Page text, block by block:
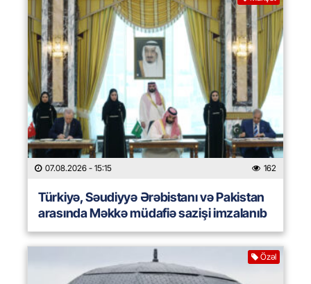
07.08.2026 - 15:15 162
Türkiyə, Səudiyyə Ərəbistanı və Pakistan
arasında Məkkə müdafiə sazişi imzalanıb
Özəl